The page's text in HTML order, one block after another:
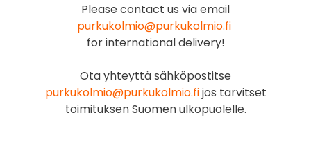
Please contact us via email
purkukolmio@purkukolmio.fi
for international delivery!
Ota yhteyttä sähköpostitse
purkukolmio@purkukolmio.fijos tarvitset
toimituksen Suomen ulkopuolelle.